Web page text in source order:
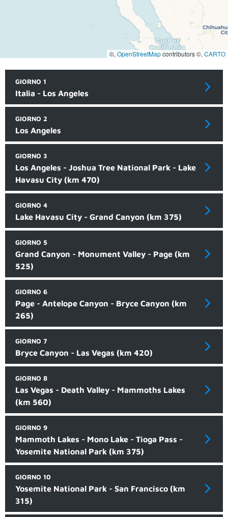
©, OpenStreetMapcontributors ©, CARTO
GIORNO 1
Italia - Los Angeles
GIORNO 2
Los Angeles
GIORNO 3
Los Angeles - Joshua Tree National Park - Lake
Havasu City (km 470)
GIORNO 4
Lake Havasu City - Grand Canyon (km 375)
GIORNO 5
Grand Canyon - Monument Valley - Page (km
525)
GIORNO 6
Page - Antelope Canyon - Bryce Canyon (km
265)
GIORNO 7
Bryce Canyon - Las Vegas (km 420)
GIORNO 8
Las Vegas - Death Valley - Mammoths Lakes
(km 560)
GIORNO 9
Mammoth Lakes - Mono Lake - Tioga Pass -
Yosemite National Park (km 375)
GIORNO 10
Yosemite National Park - San Francisco (km
315)